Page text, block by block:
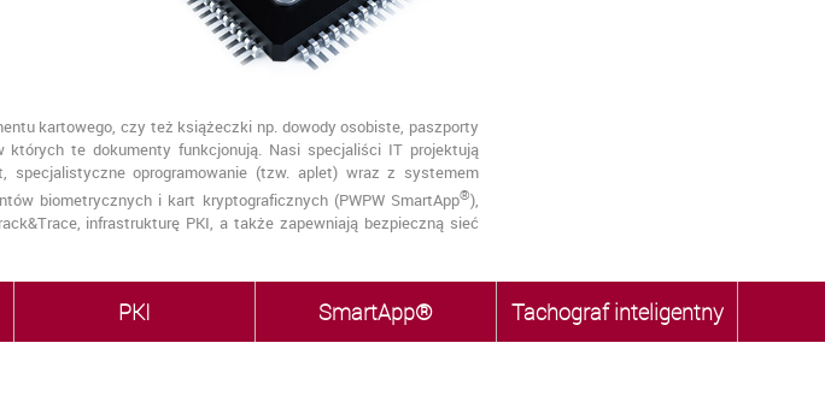
kartowego, czy też książeczki np. dowody osobiste, paszporty
te dokumenty funkcjonują. Nasi specjaliści IT projektują
specjalistyczne oprogramowanie (tzw. aplet) wraz z systemem
biometrycznych i kart kryptograficznych (PWPW SmartApp®),
infrastrukturę PKI, a także zapewniają bezpieczną sieć
PKI SmartApp® Tachograf inteligentny